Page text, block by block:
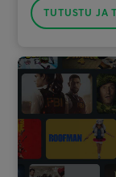
TUTUSTU JA